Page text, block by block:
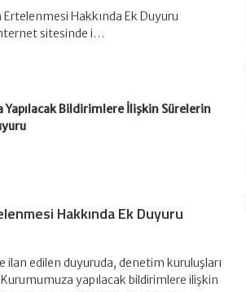
Hakkında Ek Duyuru
sitesinde i…
Bildirimlere İlişkin Sürelerin
Hakkında Ek Duyuru
edilen duyuruda, denetim kuruluşları
yapılacak bildirimlere ilişkin